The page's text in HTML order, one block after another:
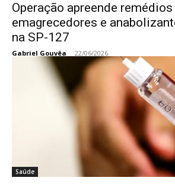
Operação apreende remédios
emagrecedores e
na SP-127
Gabriel Gouvêa - 22/06/2026
Saúde